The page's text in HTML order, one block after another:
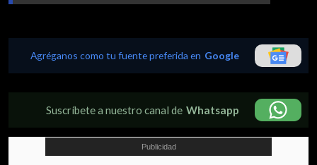
Agréganos como tu fuente preferida en Google
Suscríbete a nuestro canal de Whatsapp